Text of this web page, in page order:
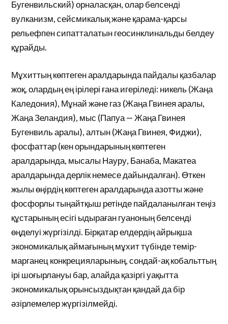
Бугенвильский) орналасқан, олар белсенді
вулканизм, сейсмикалық және қарама-қарсы
рельефпен сипатталатын геосинклинальды белдеу
құрайды.
Мұхиттың көптеген аралдарында пайдалы қазбалар
жоқ, олардың ең ірілері ғана игеріледі: никель (Жаңа
Каледония), Мұнай және газ (Жаңа Гвинея аралы,
Жаңа Зеландия), мыс (Папуа — Жаңа Гвинея
Бугенвиль аралы), алтын (Жаңа Гвинея, Фиджи),
фосфаттар (кен орындарының көптеген
аралдарында, мысалы Науру, Банаба, Макатеа
аралдарында дерлік немесе дайындалған). Өткен
жылы өңірдің көптеген аралдарында азотты және
фосфорлы тыңайтқыш ретінде пайдаланылған теңіз
құстарының есігі ыдыраған гуаноның белсенді
өңделуі жүргізілді. Бірқатар елдердің айрықша
экономикалық аймағының мұхит түбінде темір-
марганец конкрецияларының, сондай-ақ кобальттың
ірі шоғырлануы бар, алайда қазіргі уақытта
экономикалық орынсыздықтан қандай да бір
әзірлемелер жүргізілмейді.